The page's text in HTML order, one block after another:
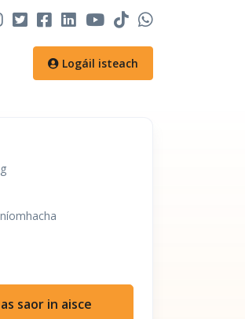
Logáil isteach
saor in aisce